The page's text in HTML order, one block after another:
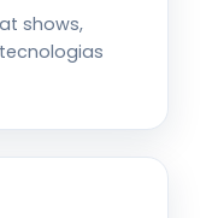
shows,